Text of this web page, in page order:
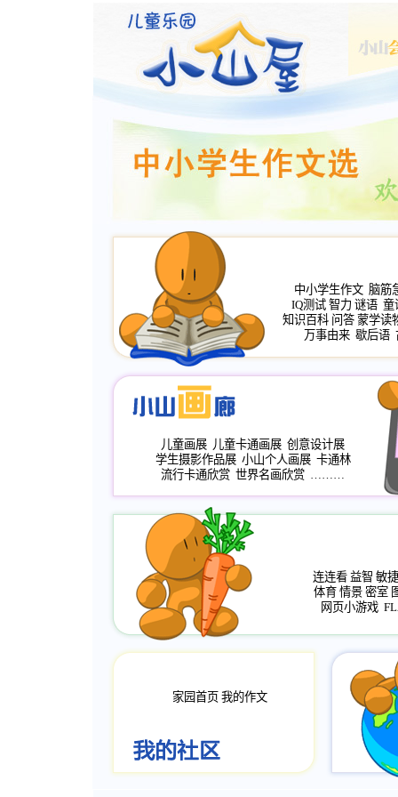
中小学生作文 脑筋
IQ测试 智力 谜语 童
知识百科 问答 蒙学读
万事由来 歇后语
儿童画展 儿童卡通画展 创意设计展
学生摄影作品展 小山个人画展 卡通林
流行卡通欣赏 世界名画欣赏 ………
连连看 益智 敏捷
体育 情景 密室
网页小游戏
家园首页 我的作文